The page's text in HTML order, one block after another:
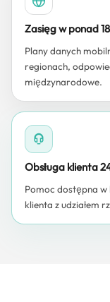
Zasięg w ponad
Plany danych
regionach,
międzynarodowe.
Obsługa klienta
Pomoc dostępna w
klienta z udziałem